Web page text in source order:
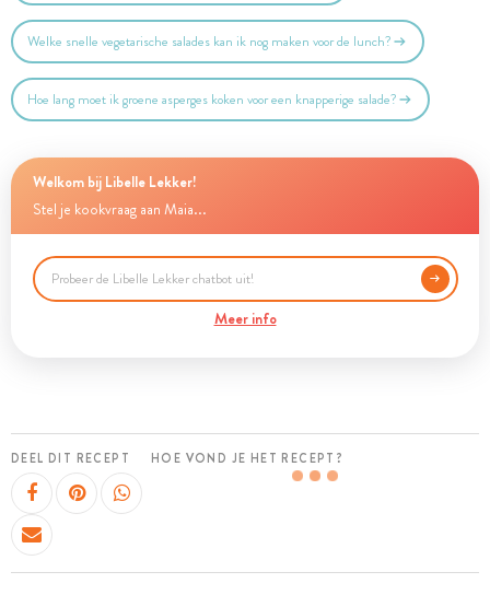
Welke snelle vegetarische salades kan ik nog maken voor de lunch?
Hoe lang moet ik groene asperges koken voor een knapperige salade?
Welkom bij Libelle Lekker!
Stel je kookvraag aan Maia...
Meer info
DEEL DIT RECEPT HOE VOND JE HET RECEPT?